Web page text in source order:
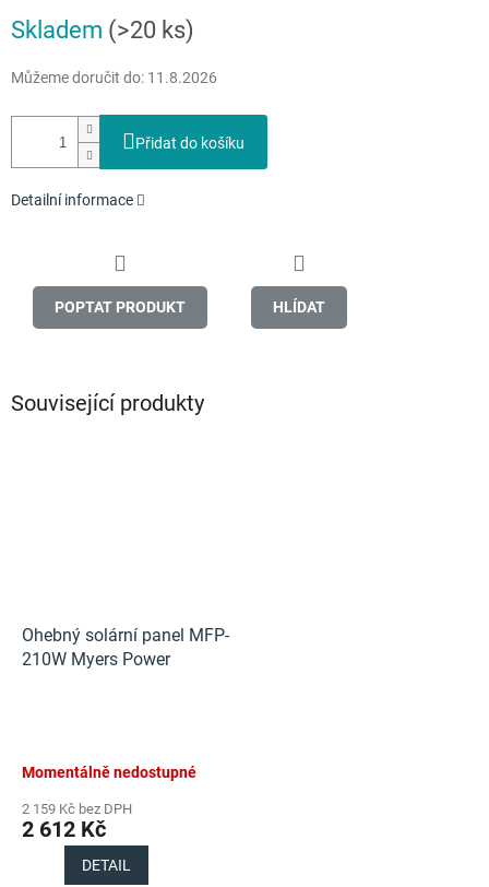
cena:
Skladem (>20 ks)
Můžeme doručit do: 11.8.2026
Přidat do košíku
Detailní informace
POPTAT PRODUKT HLÍDAT
Související produkty
Ohebný solární panel MFP-
210W Myers Power
Momentálně nedostupné
2 159 Kč bez DPH
2 612 Kč
DETAIL